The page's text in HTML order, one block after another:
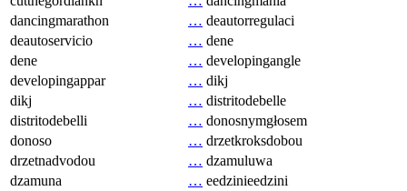
dancingmarathon
… deautorregulaci
deautoservicio
… dene
dene
… developingangle
developingappar
… dikj
dikj
… distritodebelle
distritodebelli
… donosnymgłosem
donoso
… drzetkroksdobou
drzetnadvodou
… dzamuluwa
dzamuna
… eedzinieedzini